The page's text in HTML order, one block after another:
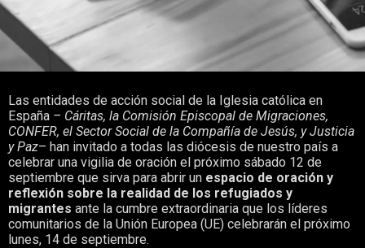
Las entidades de acción social de la Iglesia católica en
España – Cáritas, la Comisión Episcopal de Migraciones,
CONFER, el Sector Social de la Compañía de Jesús, y Justicia
y Paz– han invitado a todas las diócesis de nuestro país a
celebrar una vigilia de oración el próximo sábado 12 de
septiembre que sirva para abrir un espacio de oración y
reflexión sobre la realidad de los refugiados y
migrantes ante la cumbre extraordinaria que los líderes
comunitarios de la Unión Europea (UE) celebrarán el próximo
lunes, 14 de septiembre.